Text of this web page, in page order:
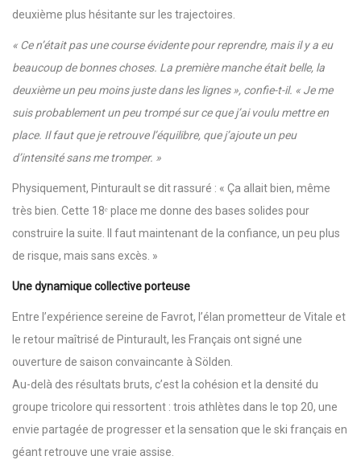
deuxième plus hésitante sur les trajectoires.
« Ce n’était pas une course évidente pour reprendre, mais il y a eu
beaucoup de bonnes choses. La première manche était belle, la
deuxième un peu moins juste dans les lignes », confie-t-il. « Je me
suis probablement un peu trompé sur ce que j’ai voulu mettre en
place. Il faut que je retrouve l’équilibre, que j’ajoute un peu
d’intensité sans me tromper. »
Physiquement, Pinturault se dit rassuré : « Ça allait bien, même
très bien. Cette 18ᵉ place me donne des bases solides pour
construire la suite. Il faut maintenant de la confiance, un peu plus
de risque, mais sans excès. »
Une dynamique collective porteuse
Entre l’expérience sereine de Favrot, l’élan prometteur de Vitale et
le retour maîtrisé de Pinturault, les Français ont signé une
ouverture de saison convaincante à Sölden.
Au-delà des résultats bruts, c’est la cohésion et la densité du
groupe tricolore qui ressortent : trois athlètes dans le top 20, une
envie partagée de progresser et la sensation que le ski français en
géant retrouve une vraie assise.